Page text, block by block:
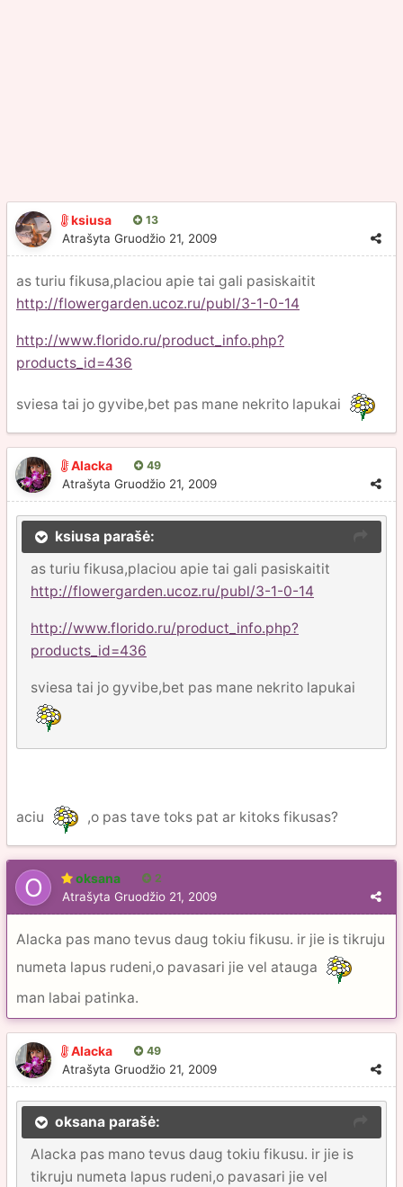
ksiusa 13
Atrašyta Gruodžio 21, 2009
as turiu fikusa,placiou apie tai gali pasiskaitit
http://flowergarden.ucoz.ru/publ/3-1-0-14
http://www.florido.ru/product_info.php?
products_id=436
sviesa tai jo gyvibe,bet pas mane nekrito lapukai
Alacka 49
Atrašyta Gruodžio 21, 2009
ksiusa parašė:
as turiu fikusa,placiou apie tai gali pasiskaitit
http://flowergarden.ucoz.ru/publ/3-1-0-14
http://www.florido.ru/product_info.php?
products_id=436
sviesa tai jo gyvibe,bet pas mane nekrito lapukai
aciu ,o pas tave toks pat ar kitoks fikusas?
oksana 2
Atrašyta Gruodžio 21, 2009
Alacka pas mano tevus daug tokiu fikusu. ir jie is tikruju
numeta lapus rudeni,o pavasari jie vel atauga
man labai patinka.
Alacka 49
Atrašyta Gruodžio 21, 2009
oksana parašė:
Alacka pas mano tevus daug tokiu fikusu. ir jie is
tikruju numeta lapus rudeni,o pavasari jie vel